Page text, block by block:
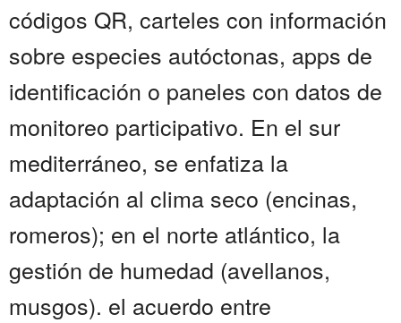
códigos QR, carteles con información
sobre especies autóctonas, apps de
identificación o paneles con datos de
monitoreo participativo. En el sur
mediterráneo, se enfatiza la
adaptación al clima seco (encinas,
romeros); en el norte atlántico, la
gestión de humedad (avellanos,
musgos). el acuerdo entre